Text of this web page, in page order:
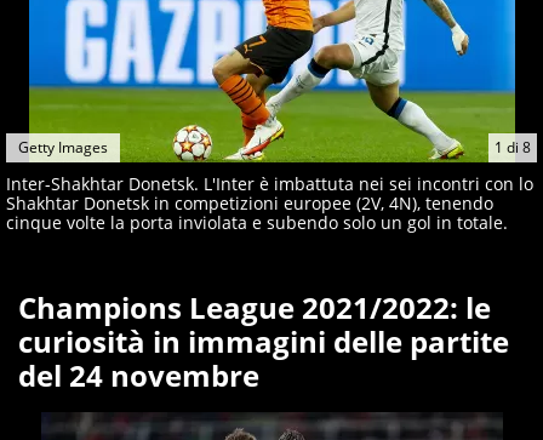
1 di 8
Getty Images
Inter-Shakhtar Donetsk. L'Inter è imbattuta nei sei incontri con lo
Shakhtar Donetsk in competizioni europee (2V, 4N), tenendo
cinque volte la porta inviolata e subendo solo un gol in totale.
Champions League 2021/2022: le
curiosità in immagini delle partite
del 24 novembre